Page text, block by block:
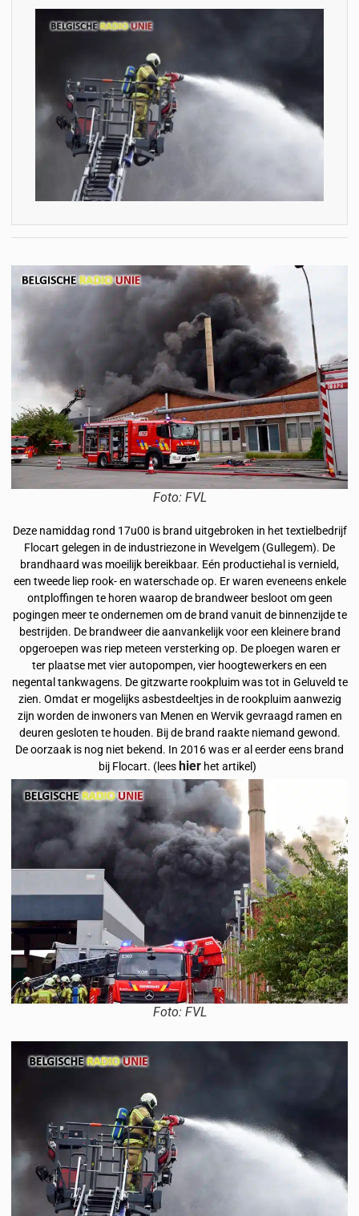
Foto: FVL
Deze namiddag rond 17u00 is brand uitgebroken in het textielbedrijf
Flocart gelegen in de industriezone in Wevelgem (Gullegem). De
brandhaard was moeilijk bereikbaar. Eén productiehal is vernield,
een tweede liep rook- en waterschade op. Er waren eveneens enkele
ontploffingen te horen waarop de brandweer besloot om geen
pogingen meer te ondernemen om de brand vanuit de binnenzijde te
bestrijden. De brandweer die aanvankelijk voor een kleinere brand
opgeroepen was riep meteen versterking op. De ploegen waren er
ter plaatse met vier autopompen, vier hoogtewerkers en een
negental tankwagens. De gitzwarte rookpluim was tot in Geluveld te
zien. Omdat er mogelijks asbestdeeltjes in de rookpluim aanwezig
zijn worden de inwoners van Menen en Wervik gevraagd ramen en
deuren gesloten te houden. Bij de brand raakte niemand gewond.
De oorzaak is nog niet bekend. In 2016 was er al eerder eens brand
bij Flocart. (lees hierhet artikel)
Foto: FVL